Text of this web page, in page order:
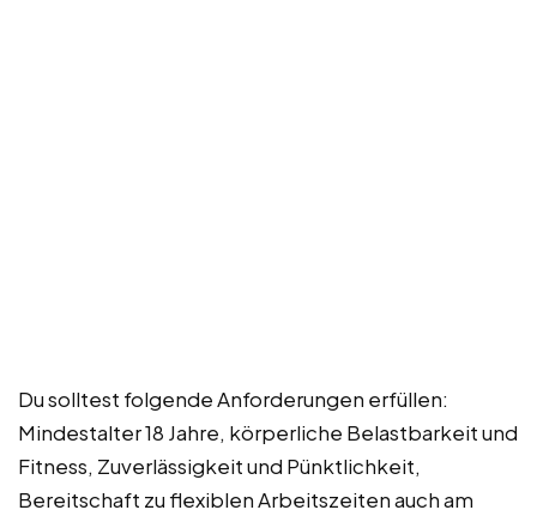
Du solltest folgende Anforderungen erfüllen:
Mindestalter 18 Jahre, körperliche Belastbarkeit und
Fitness, Zuverlässigkeit und Pünktlichkeit,
Bereitschaft zu flexiblen Arbeitszeiten auch am